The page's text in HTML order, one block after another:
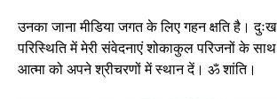
उनका जाना मीडिया जगत के लिए गहन क्षति है।
परिस्थिति में मेरी संवेदनाएं शोकाकुल परिजनों के
आत्मा को अपने श्रीचरणों में स्थान दें। ॐ शांति।